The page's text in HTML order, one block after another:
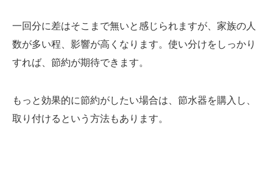
一回分に差はそこまで無いと感じられますが、家族の人
数が多い程、影響が高くなります。使い分けをしっかり
すれば、節約が期待できます。
もっと効果的に節約がしたい場合は、節水器を購入し、
取り付けるという方法もあります。